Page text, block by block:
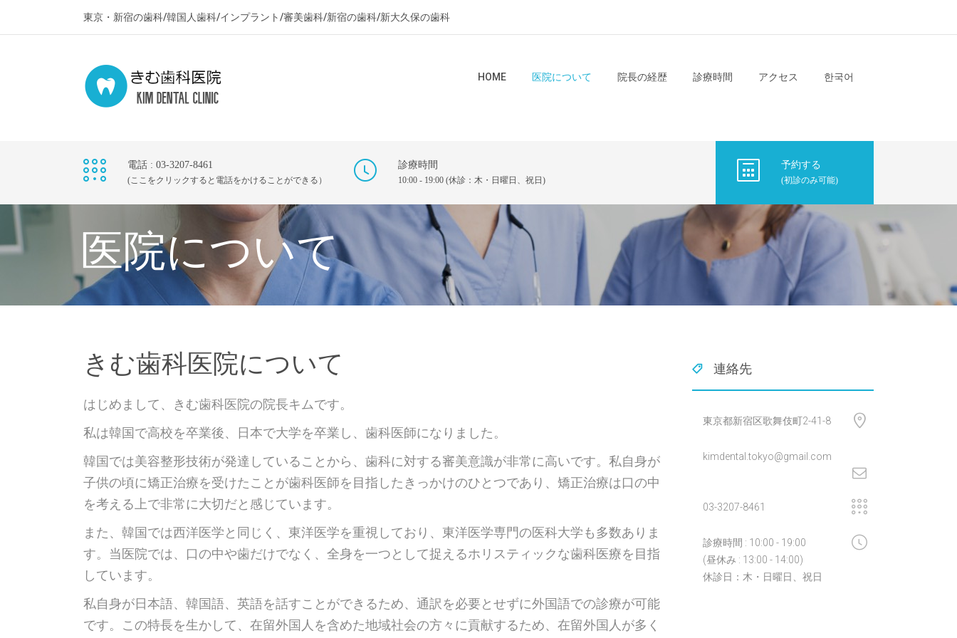
東京・新宿の歯科/韓国人歯科/インプラント/審美歯科/新宿の歯科/新大久保の歯科
HOME 医院について 院長の経歴 診療時間 アクセス 한국어
電話 : 03-3207-8461
(ここをクリックすると電話をかけることができる）
診療時間
10:00 - 19:00 (休診：木・日曜日、祝日)
予約する
(初診のみ可能)
医院について
きむ歯科医院について
はじめまして、きむ歯科医院の院長キムです。
私は韓国で高校を卒業後、日本で大学を卒業し、歯科医師になりました。
韓国では美容整形技術が発達していることから、歯科に対する審美意識が非常に高いです。私自身が
子供の頃に矯正治療を受けたことが歯科医師を目指したきっかけのひとつであり、矯正治療は口の中
を考える上で非常に大切だと感じています。
また、韓国では西洋医学と同じく、東洋医学を重視しており、東洋医学専門の医科大学も多数ありま
す。当医院では、口の中や歯だけでなく、全身を一つとして捉えるホリスティックな歯科医療を目指
しています。
私自身が日本語、韓国語、英語を話すことができるため、通訳を必要とせずに外国語での診療が可能
です。この特長を生かして、在留外国人を含めた地域社会の方々に貢献するため、在留外国人が多く
連絡先
東京都新宿区歌舞伎町2-41-8
kimdental.tokyo@gmail.com
03-3207-8461
診療時間 : 10:00 - 19:00
(昼休み : 13:00 - 14:00)
休診日：木・日曜日、祝日